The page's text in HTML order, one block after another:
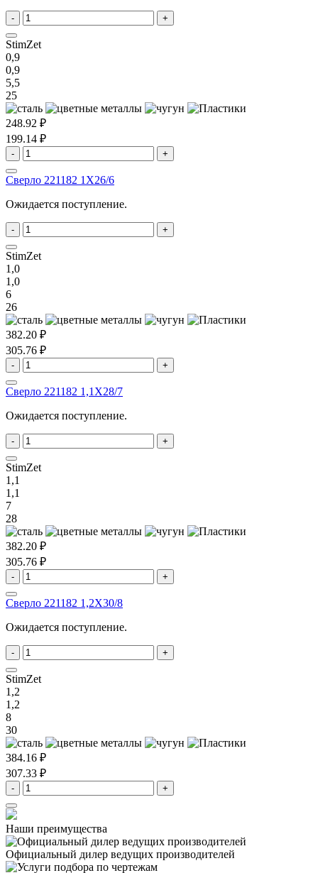
- +
StimZet
0,9
0,9
5,5
25
248.92 ₽
199.14 ₽
- +
Сверло 221182 1X26/6
Ожидается поступление.
- +
StimZet
1,0
1,0
6
26
382.20 ₽
305.76 ₽
- +
Сверло 221182 1,1X28/7
Ожидается поступление.
- +
StimZet
1,1
1,1
7
28
382.20 ₽
305.76 ₽
- +
Сверло 221182 1,2X30/8
Ожидается поступление.
- +
StimZet
1,2
1,2
8
30
384.16 ₽
307.33 ₽
- +
Наши преимущества
Официальный дилер ведущих производителей